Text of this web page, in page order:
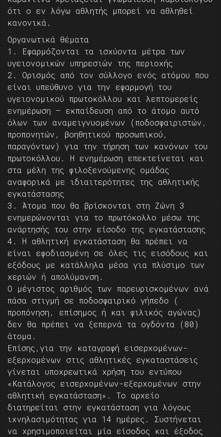
ότι ο εν λόγω αθλητής μπορεί να αθληθεί
κανονικά.
Οργανωτικά θέματα
1. Εφαρμόζονται τα ισχύοντα μέτρα των
υγειονομικών υπηρεσιών της περιοχής
2. Ορισμός από τον σύλλογο ενός ατόμου που
είναι υπεύθυνο για την εφαρμογή του
υγειονομικού πρωτοκόλλου και λεπτομερείς
ενημέρωση – εκπαίδευση από το άτομο αυτό
όλων των αναμειγνυομένων (ποδοσφαιριστών,
προπονητών, βοηθητικού προσωπικού,
παραγόντων) για την τήρηση των κανόνων του
πρωτοκόλλου. Η ενημέρωση επεκτείνεται και
στα μέλη της φιλοξενούμενης ομάδας
αναφορικά με ιδιαιτερότητες της αθλητικής
εγκατάστασης
3. Άτομα που θα βρίσκονται στη Ζώνη 3
ενημερώνονται για το πρωτόκολλο μέσω της
ανάρτησής του στην είσοδο της εγκατάστασης
4. Η αθλητική εγκατάσταση θα πρέπει να
είναι εφοδιασμένη σε όλες τις εισόδους και
εξόδους με κατάλληλα μέσα για πλύσιμο των
χεριών ή απολύμανση.
Ο μέγιστος αριθμός των παρευρισκομένων ανά
πάσα στιγμή σε ποδοσφαιρικό γήπεδο (
προπόνηση, επίσημος ή και φιλικός αγώνας)
δεν θα πρέπει να ξεπερνά τα ογδόντα (80)
άτομα.
Επίσης,για την καταγραφή εισερχομένων-
εξερχομένων στις αθλητικές εγκαταστάσεις
γίνεται υποχρεωτικά χρήση του εντύπου
«Κατάλογος εισερχομένων-εξερχομένων στην
αθλητική εγκατάσταση». Το αρχείο
διατηρείται στην εγκατάσταση για λόγους
ιχνηλασιμότητας για 14 ημέρες. Συστήνεται
να χρησιμοποιείται μία είσοδος και έξοδος